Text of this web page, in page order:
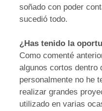
soñado con poder
sucedió todo.
¿Has tenido la
Como comenté
algunos cortos dentro
personalmente no he
realizar grandes
utilizado en varias